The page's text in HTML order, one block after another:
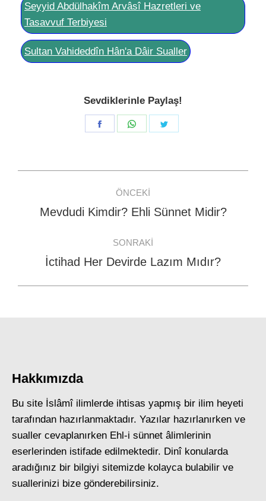
Seyyid Abdülhakîm Arvâsî Hazretleri ve
Tasavvuf Terbiyesi
Sultan Vahideddîn Hân'a Dâir Sualler
Sevdiklerinle Paylaş!
Share
Share
navigation
ÖNCEKI
Previous
Mevdudi Kimdir? Ehli Sünnet Midir?
SONRAKI
Next
İctihad Her Devirde Lazım Mıdır?
Hakkımızda
Bu site İslâmî ilimlerde ihtisas yapmış bir ilim heyeti
tarafından hazırlanmaktadır. Yazılar hazırlanırken ve
sualler cevaplanırken Ehl-i sünnet âlimlerinin
eserlerinden istifade edilmektedir. Dinî konularda
aradığınız bir bilgiyi sitemizde kolayca bulabilir ve
suallerinizi bize gönderebilirsiniz.